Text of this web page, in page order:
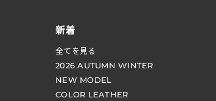
新着
全てを見る
2026 AUTUMN WINTER
NEW MODEL
COLOR LEATHER